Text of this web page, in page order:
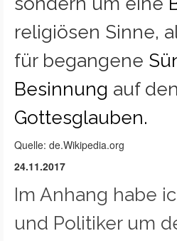
religiösen Sinne,
für begangene
Besinnung auf den
Gottesglauben.
Quelle: de.Wikipedia.org
24.11.2017
Im Anhang habe
und Politiker um